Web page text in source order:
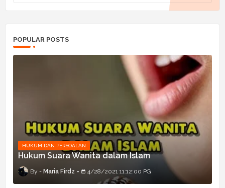
POPULAR POSTS
HUKUM DAN PERSOALAN
Hukum Suara Wanita dalam Islam
Maria Firdz 4/28/2021 11:12:00 PG